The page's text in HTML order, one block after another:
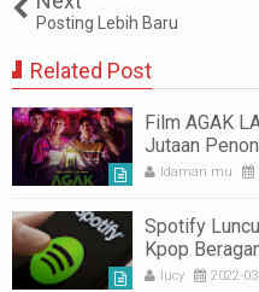
Posting Lebih Baru
Related Post
Film AGAK
Jutaan
Idaman mu
Spotify
Kpop
lucy 2022-